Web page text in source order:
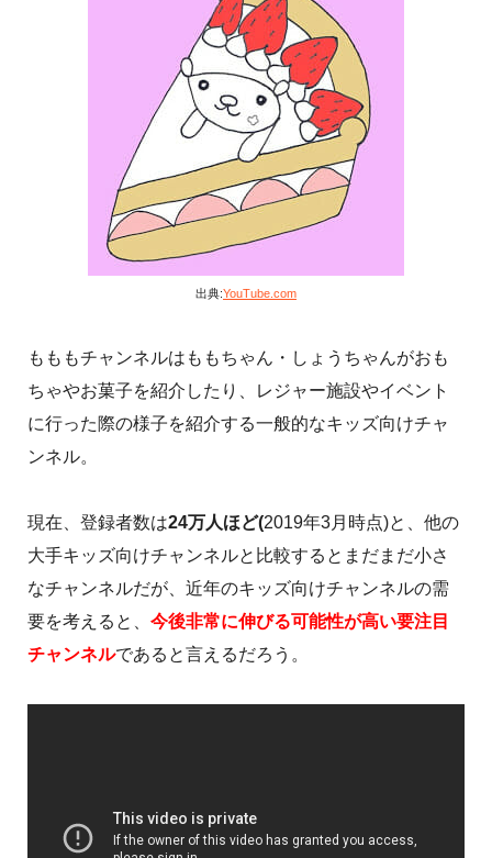
出典:YouTube.com
もももチャンネルはももちゃん・しょうちゃんがおも
ちゃやお菓子を紹介したり、レジャー施設やイベント
に行った際の様子を紹介する一般的なキッズ向けチャ
ンネル。
現在、登録者数は24万人ほど(2019年3月時点)と、他の
大手キッズ向けチャンネルと比較するとまだまだ小さ
なチャンネルだが、近年のキッズ向けチャンネルの需
要を考えると、 今後非常に伸びる可能性が高い要注目
チャンネルであると言えるだろう。